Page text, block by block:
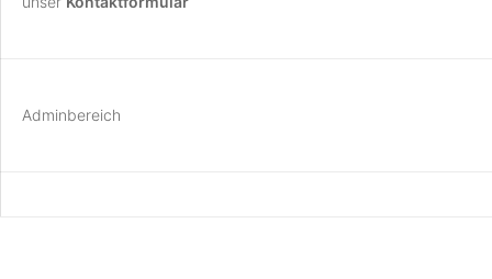
Adminbereich